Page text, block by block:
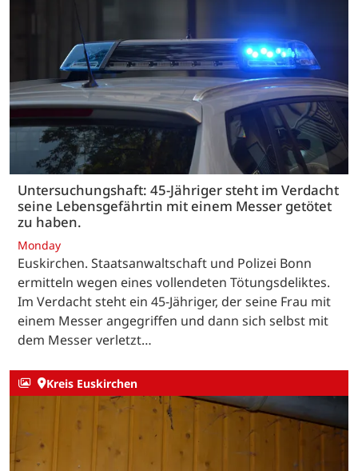
Untersuchungshaft: 45-Jähriger steht im Verdacht
seine Lebensgefährtin mit einem Messer getötet
zu haben.
Monday
Euskirchen. Staatsanwaltschaft und Polizei Bonn
ermitteln wegen eines vollendeten Tötungsdeliktes.
Im Verdacht steht ein 45-Jähriger, der seine Frau mit
einem Messer angegriffen und dann sich selbst mit
dem Messer verletzt…
Kreis Euskirchen